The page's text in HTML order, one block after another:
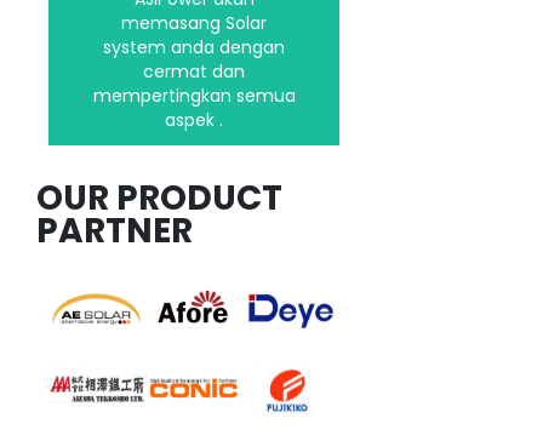
memasang Solar
system anda dengan
cermat dan
mempertingkan semua
aspek .
Hubungi kami
OUR PRODUCT
PARTNER